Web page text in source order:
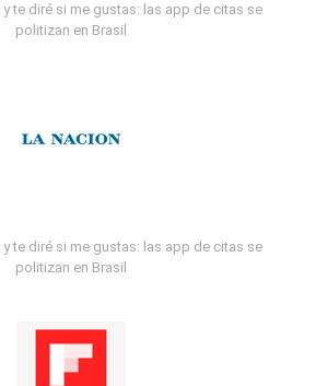
te diré si me gustas: las app de citas se
politizan en Brasil
te diré si me gustas: las app de citas se
politizan en Brasil